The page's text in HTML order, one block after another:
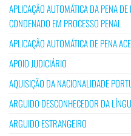
APLICAÇÃO AUTOMÁTICA DA PENA
CONDENADO EM PROCESSO PENAL
APLICAÇÃO AUTOMÁTICA DE PENA
APOIO JUDICIÁRIO
AQUISIÇÃO DA NACIONALIDADE
ARGUIDO DESCONHECEDOR DA
ARGUIDO ESTRANGEIRO